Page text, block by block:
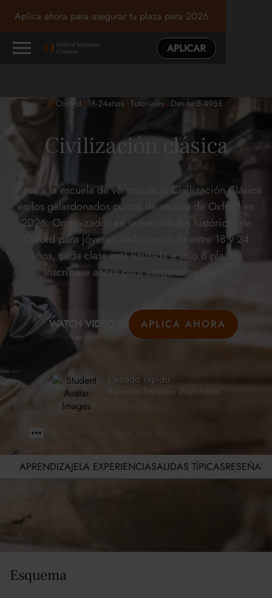
Aplica ahora para asegurar tu plaza para 2026.
APLICAR
#Oxford#18-24años#Tutoriales#Desde 5 495£
Civilización clásica
Únase a la escuela de verano de la Civilización Clásica
en los galardonados cursos de verano de Oxford en
2026. Organizados en universidades históricas de
Oxford para jóvenes ambiciosos de entre 18 y 24
años, cada clase está limitada a solo 8 plazas.
Inscríbase ahora para asegurar su plaza.
WATCH VIDEO APLICA AHORA
Llenado rápido
Espacios limitados disponibles
Civilización clásica Oxford 18-24 años
APRENDIZAJELA EXPERIENCIASALIDAS TÍPICASRESEÑAS
Aprendizaje
Esquema